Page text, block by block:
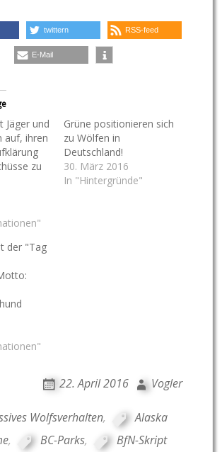
twittern RSS-feed
E-Mail
Jäger und
auf, ihren
zu
Grüne positionieren sich
zu Wölfen in
Deutschland!
30. März 2016
In "Hintergründe"
der "Tag
22. April 2016 Vogler
Wolfsverhalten,
Alaska
, BC-Parks,
BfN-Skript